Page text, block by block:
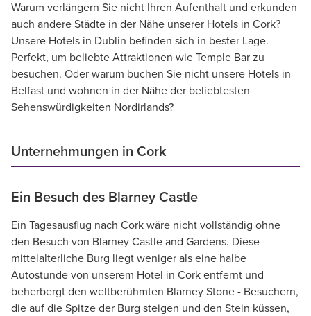
Warum verlängern Sie nicht Ihren Aufenthalt und erkunden
auch andere Städte in der Nähe unserer Hotels in Cork?
Unsere Hotels in Dublin befinden sich in bester Lage.
Perfekt, um beliebte Attraktionen wie Temple Bar zu
besuchen. Oder warum buchen Sie nicht unsere Hotels in
Belfast und wohnen in der Nähe der beliebtesten
Sehenswürdigkeiten Nordirlands?
Unternehmungen in Cork
Ein Besuch des Blarney Castle
Ein Tagesausflug nach Cork wäre nicht vollständig ohne
den Besuch von Blarney Castle and Gardens. Diese
mittelalterliche Burg liegt weniger als eine halbe
Autostunde von unserem Hotel in Cork entfernt und
beherbergt den weltberühmten Blarney Stone - Besuchern,
die auf die Spitze der Burg steigen und den Stein küssen,